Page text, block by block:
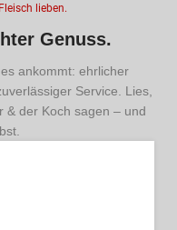
lieben.
Genuss.
ankommt: ehrlicher
Service. Lies,
& der Koch sagen – und